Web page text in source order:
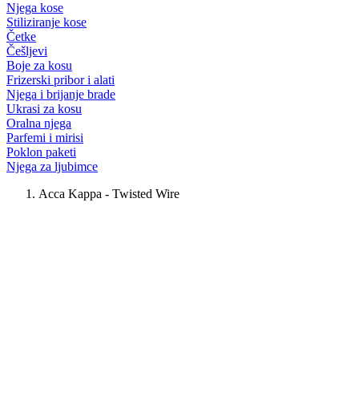
Njega kose
Stiliziranje kose
Četke
Češljevi
Boje za kosu
Frizerski pribor i alati
Njega i brijanje brade
Ukrasi za kosu
Oralna njega
Parfemi i mirisi
Poklon paketi
Njega za ljubimce
Acca Kappa - Twisted Wire